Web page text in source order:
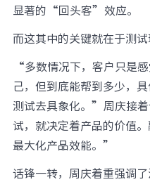
显著的“回头客”效应。
而这其中的关键就在于测试
“多数情况下，客户只是
己，但到底能帮到多少，
测试去具象化。”周庆接
试，就决定着产品的价值
最大化产品效能。”
话锋一转，周庆着重强调